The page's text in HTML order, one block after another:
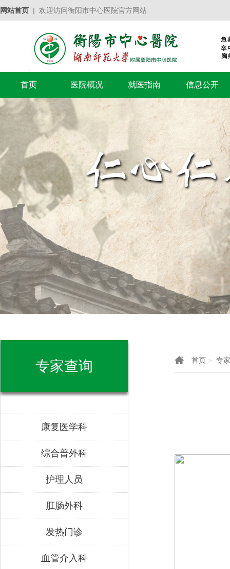
网站首页 | 欢迎访问衡阳市中心医院官方网站
首页 医院概况 就医指南 信息公开
专家查询
康复医学科
综合普外科
护理人员
肛肠外科
发热门诊
血管介入科
首页 > 专